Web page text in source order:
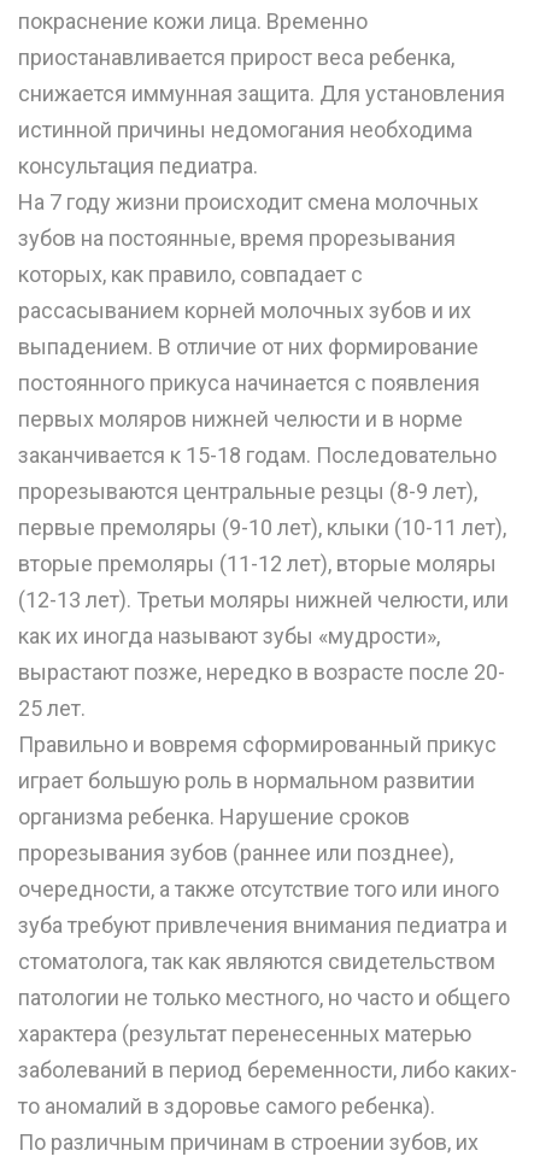
покраснение кожи лица. Временно
приостанавливается прирост веса ребенка,
снижается иммунная защита. Для установления
истинной причины недомогания необходима
консультация педиатра.
На 7 году жизни происходит смена молочных
зубов на постоянные, время прорезывания
которых, как правило, совпадает с
рассасыванием корней молочных зубов и их
выпадением. В отличие от них формирование
постоянного прикуса начинается с появления
первых моляров нижней челюсти и в норме
заканчивается к 15-18 годам. Последовательно
прорезываются центральные резцы (8-9 лет),
первые премоляры (9-10 лет), клыки (10-11 лет),
вторые премоляры (11-12 лет), вторые моляры
(12-13 лет). Третьи моляры нижней челюсти, или
как их иногда называют зубы «мудрости»,
вырастают позже, нередко в возрасте после 20-
25 лет.
Правильно и вовремя сформированный прикус
играет большую роль в нормальном развитии
организма ребенка. Нарушение сроков
прорезывания зубов (раннее или позднее),
очередности, а также отсутствие того или иного
зуба требуют привлечения внимания педиатра и
стоматолога, так как являются свидетельством
патологии не только местного, но часто и общего
характера (результат перенесенных матерью
заболеваний в период беременности, либо каких-
то аномалий в здоровье самого ребенка).
По различным причинам в строении зубов, их